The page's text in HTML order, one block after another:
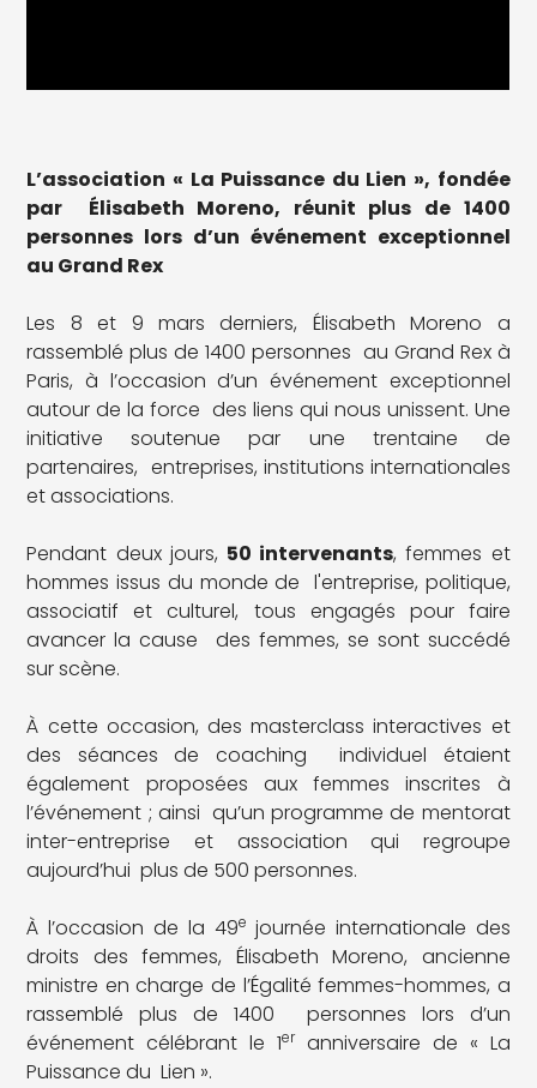
L’association « La Puissance du Lien », fondée
par Élisabeth Moreno, réunit plus de 1400
personnes lors d’un événement exceptionnel
au Grand Rex
Les 8 et 9 mars derniers, Élisabeth Moreno a
rassemblé plus de 1400 personnes au Grand Rex à
Paris, à l’occasion d’un événement exceptionnel
autour de la force des liens qui nous unissent. Une
initiative soutenue par une trentaine de
partenaires, entreprises, institutions internationales
et associations.
Pendant deux jours, 50 intervenants, femmes et
hommes issus du monde de l'entreprise, politique,
associatif et culturel, tous engagés pour faire
avancer la cause des femmes, se sont succédé
sur scène.
À cette occasion, des masterclass interactives et
des séances de coaching individuel étaient
également proposées aux femmes inscrites à
l’événement ; ainsi qu’un programme de mentorat
inter-entreprise et association qui regroupe
aujourd’hui plus de 500 personnes.
À l’occasion de la 49e journée internationale des
droits des femmes, Élisabeth Moreno, ancienne
ministre en charge de l’Égalité femmes-hommes, a
rassemblé plus de 1400 personnes lors d’un
événement célébrant le 1er anniversaire de « La
Puissance du Lien ».